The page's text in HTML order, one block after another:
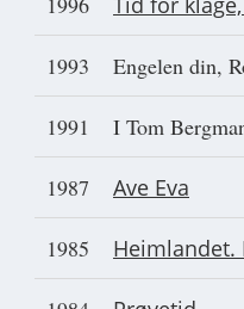
1993 Engelen din,
1991 I Tom
1987 Ave Eva
1985 Heimlandet.